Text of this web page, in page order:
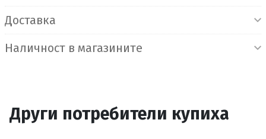
Доставка
Наличност в магазините
Други потребители купиха